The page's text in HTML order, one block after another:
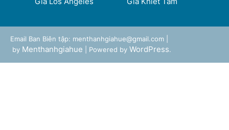
Email Ban Biên tập: menthanhgiahue@gmail.com |
by Menthanhgiahue | Powered by WordPress.